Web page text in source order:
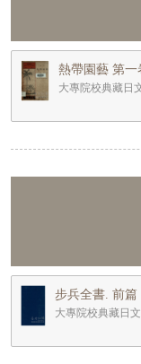
熱帶園藝 第一
大專院校典藏日
步兵全書. 前篇
大專院校典藏日